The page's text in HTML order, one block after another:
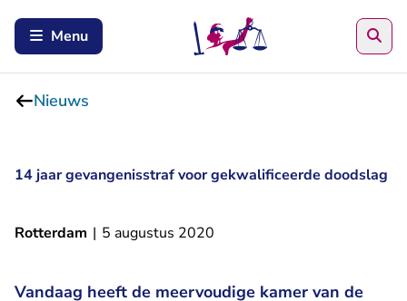
Menu
Nieuws
14 jaar gevangenisstraf voor gekwalificeerde doodslag
Rotterdam | 5 augustus 2020
Vandaag heeft de meervoudige kamer van de